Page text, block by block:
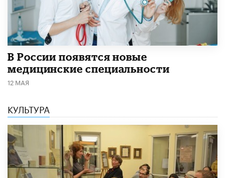
В России появятся новые
медицинские специальности
12 МАЯ
КУЛЬТУРА